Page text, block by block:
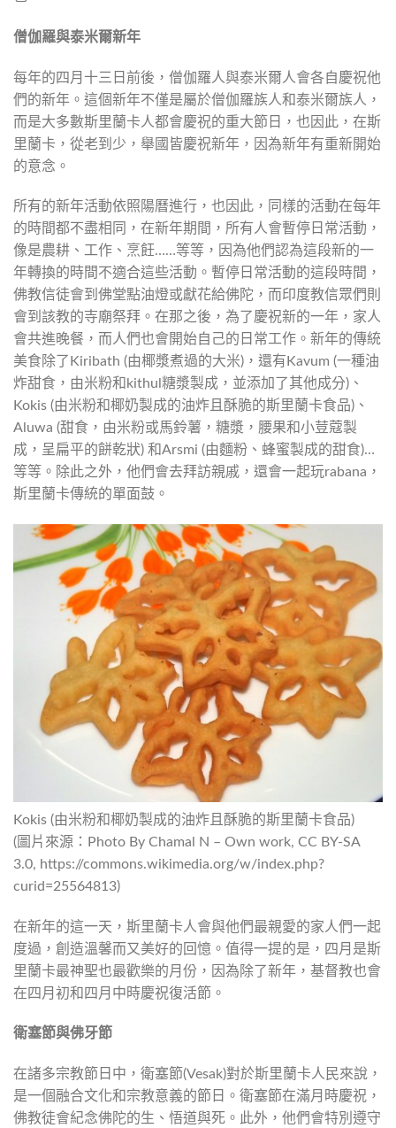
僧伽羅與泰米爾新年
每年的四月十三日前後，僧伽羅人與泰米爾人會各自慶祝他
們的新年。這個新年不僅是屬於僧伽羅族人和泰米爾族人，
而是大多數斯里蘭卡人都會慶祝的重大節日，也因此，在斯
里蘭卡，從老到少，舉國皆慶祝新年，因為新年有重新開始
的意念。
所有的新年活動依照陽曆進行，也因此，同樣的活動在每年
的時間都不盡相同，在新年期間，所有人會暫停日常活動，
像是農耕、工作、烹飪……等等，因為他們認為這段新的一
年轉換的時間不適合這些活動。暫停日常活動的這段時間，
佛教信徒會到佛堂點油燈或獻花給佛陀，而印度教信眾們則
會到該教的寺廟祭拜。在那之後，為了慶祝新的一年，家人
會共進晚餐，而人們也會開始自己的日常工作。新年的傳統
美食除了Kiribath (由椰漿煮過的大米)，還有Kavum (一種油
炸甜食，由米粉和kithul糖漿製成，並添加了其他成分)、
Kokis (由米粉和椰奶製成的油炸且酥脆的斯里蘭卡食品)、
Aluwa (甜食，由米粉或馬鈴薯，糖漿，腰果和小荳蔻製
成，呈扁平的餅乾狀) 和Arsmi (由麵粉、蜂蜜製成的甜食)…
等等。除此之外，他們會去拜訪親戚，還會一起玩rabana，
斯里蘭卡傳統的單面鼓。
Kokis (由米粉和椰奶製成的油炸且酥脆的斯里蘭卡食品)
(圖片來源：Photo By Chamal N – Own work, CC BY-SA
3.0, https://commons.wikimedia.org/w/index.php?
curid=25564813)
在新年的這一天，斯里蘭卡人會與他們最親愛的家人們一起
度過，創造溫馨而又美好的回憶。值得一提的是，四月是斯
里蘭卡最神聖也最歡樂的月份，因為除了新年，基督教也會
在四月初和四月中時慶祝復活節。
衛塞節與佛牙節
在諸多宗教節日中，衛塞節(Vesak)對於斯里蘭卡人民來說，
是一個融合文化和宗教意義的節日。衛塞節在滿月時慶祝，
佛教徒會紀念佛陀的生、悟道與死。此外，他們會特別遵守